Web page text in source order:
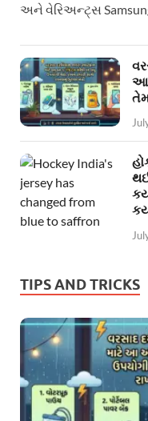
અને વેરિઅન્ટ્સ
આ
TIPS AND TRICKS